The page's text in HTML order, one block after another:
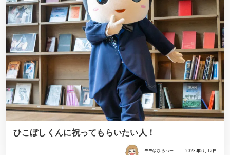
ひこぼしくんに祝ってもらいたい人！
モモ＠ひらつー 2023年5月12日